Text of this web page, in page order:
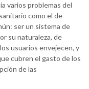
varios problemas del
como el de
ser un sistema de
su naturaleza, de
usuarios envejecen, y
cubren el gasto de los
de las